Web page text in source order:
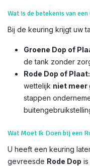
Wat is de betekenis van
Bij de keuring krijgt uw
Groene Dop of
de tank zonder
Rode Dop of Plaat:
wettelijk niet meer
stappen
Wat Moet Ik Doen bij een
U heeft een keuring
gevreesde Rode Dop